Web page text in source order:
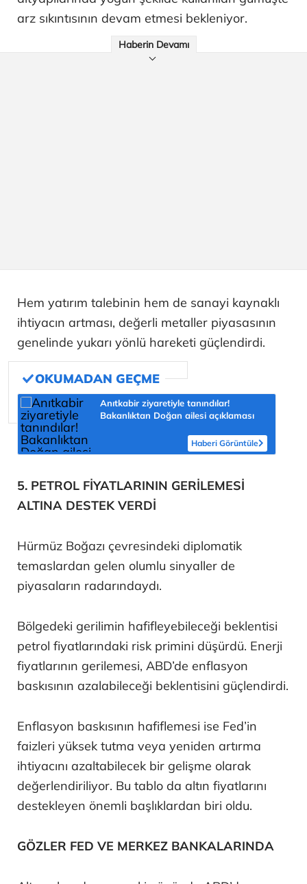
arz sıkıntısının devam etmesi bekleniyor.
Haberin Devamı
Hem yatırım talebinin hem de sanayi kaynaklı
ihtiyacın artması, değerli metaller piyasasının
genelinde yukarı yönlü hareketi güçlendirdi.
Anıtkabir ziyaretiyle tanındılar!
Bakanlıktan Doğan ailesi açıklaması
Haberi Görüntüle
5. PETROL FİYATLARININ GERİLEMESİ
ALTINA DESTEK VERDİ
Hürmüz Boğazı çevresindeki diplomatik
temaslardan gelen olumlu sinyaller de
piyasaların radarındaydı.
Bölgedeki gerilimin hafifleyebileceği beklentisi
petrol fiyatlarındaki risk primini düşürdü. Enerji
fiyatlarının gerilemesi, ABD’de enflasyon
baskısının azalabileceği beklentisini güçlendirdi.
Enflasyon baskısının hafiflemesi ise Fed’in
faizleri yüksek tutma veya yeniden artırma
ihtiyacını azaltabilecek bir gelişme olarak
değerlendiriliyor. Bu tablo da altın fiyatlarını
destekleyen önemli başlıklardan biri oldu.
GÖZLER FED VE MERKEZ BANKALARINDA